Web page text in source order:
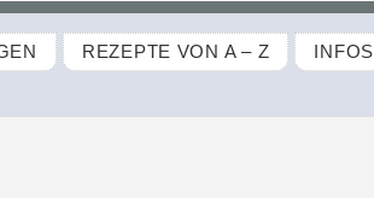
REZEPTE VON A – Z INFOS